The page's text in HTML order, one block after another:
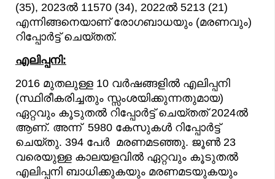
(35), 2023ല്‍ 11570 (34), 2022ല്‍ 5213 (21)
എന്നിങ്ങനെയാണ് രോഗബാധയും (മരണവും)
റിപ്പോര്‍ട്ട്‌ ചെയ്തത്.
എലിപ്പനി:
2016 മുതലുള്ള 10 വർഷങ്ങളിൽ എലിപ്പനി
(സ്ഥിരീകരിച്ചതും സ്സംശയിക്കുന്നതുമായ)
ഏറ്റവും കൂടുതൽ റിപ്പോർട്ട് ചെയ്‌തത് 2024ൽ
ആണ്. അന്ന് 5980 കേസുകൾ റിപ്പോർട്ട്
ചെയ്തു. 394 പേർ മരണമടഞ്ഞു. ജൂൺ 23
വരെയുള്ള കാലയളവിൽ ഏറ്റവും കൂടുതൽ
എലിപ്പനി ബാധിക്കുകയും മരണമടയുകയും